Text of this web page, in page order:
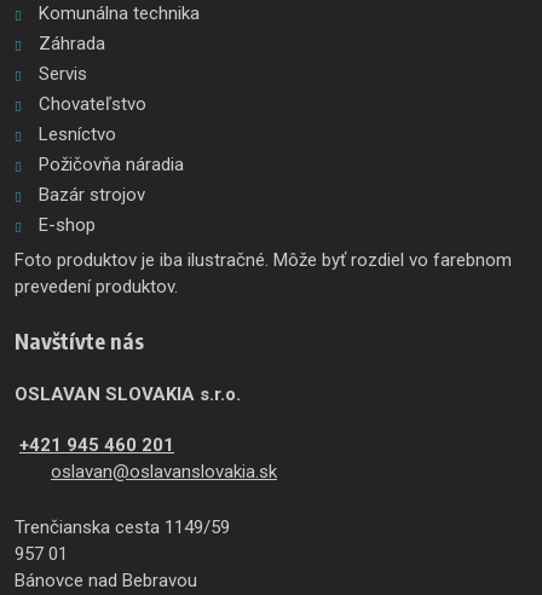
Komunálna technika
Záhrada
Servis
Chovateľstvo
Lesníctvo
Požičovňa náradia
Bazár strojov
E-shop
Foto produktov je iba ilustračné. Môže byť rozdiel vo farebnom
prevedení produktov.
Navštívte nás
OSLAVAN SLOVAKIA s.r.o.
+421 945 460 201
oslavan@oslavanslovakia.sk
Trenčianska cesta 1149/59
957 01
Bánovce nad Bebravou